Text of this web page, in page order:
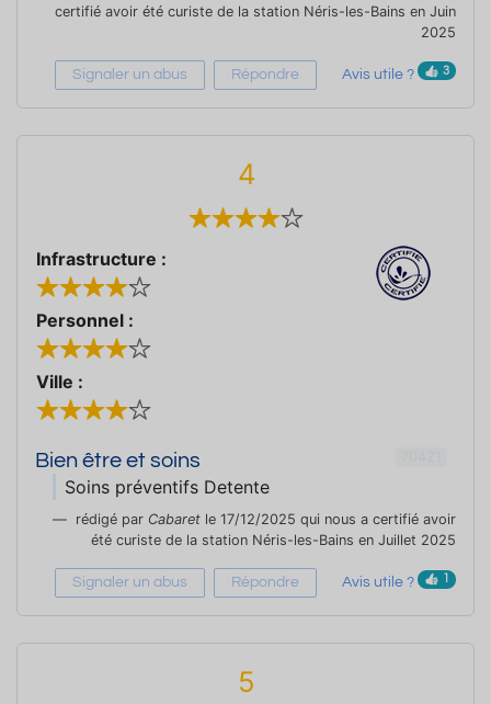
certifié avoir été curiste de la station Néris-les-Bains en Juin
2025
Signaler un abus Répondre Avis utile ? 3
4
Infrastructure :
Personnel :
Ville :
Bien être et soins
Soins préventifs Detente
rédigé par Cabaret le 17/12/2025 qui nous a certifié avoir
été curiste de la station Néris-les-Bains en Juillet 2025
Signaler un abus Répondre Avis utile ? 1
5